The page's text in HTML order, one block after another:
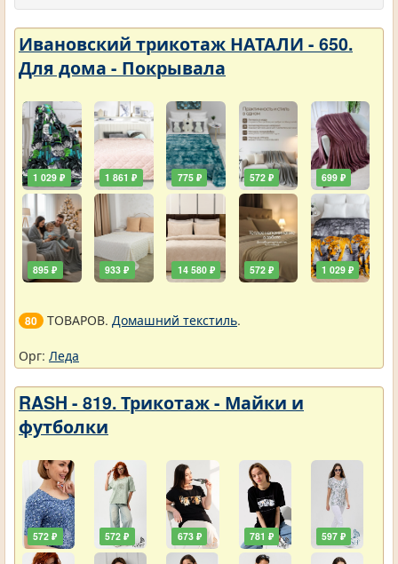
Ивановский трикотаж НАТАЛИ - 650.
Для дома - Покрывала
1 029 ₽
895 ₽
1 861 ₽
933 ₽
775 ₽
14 580 ₽
572 ₽
572 ₽
699 ₽
1 029 ₽
80 ТОВАРОВ. Домашний текстиль.
Орг: Леда
RASH - 819. Трикотаж - Майки и
футболки
572 ₽ 572 ₽ 673 ₽ 781 ₽ 597 ₽